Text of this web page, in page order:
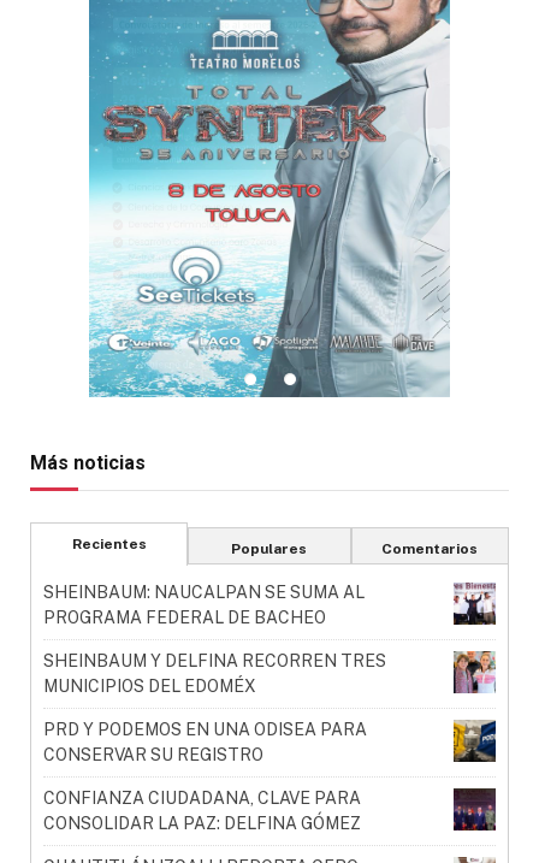
Más noticias
Recientes Populares Comentarios
SHEINBAUM: NAUCALPAN SE SUMA AL
PROGRAMA FEDERAL DE BACHEO
SHEINBAUM Y DELFINA RECORREN TRES
MUNICIPIOS DEL EDOMÉX
PRD Y PODEMOS EN UNA ODISEA PARA
CONSERVAR SU REGISTRO
CONFIANZA CIUDADANA, CLAVE PARA
CONSOLIDAR LA PAZ: DELFINA GÓMEZ